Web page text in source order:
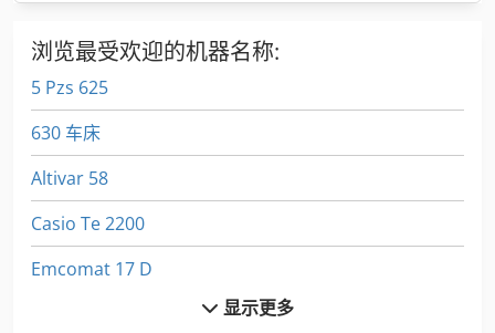
浏览最受欢迎的机器名称:
5 Pzs 625
630 车床
Altivar 58
Casio Te 2200
Emcomat 17 D
显示更多